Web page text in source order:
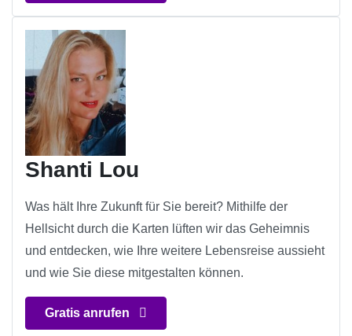
Shanti Lou
Was hält Ihre Zukunft für Sie bereit? Mithilfe der
Hellsicht durch die Karten lüften wir das Geheimnis
und entdecken, wie Ihre weitere Lebensreise aussieht
und wie Sie diese mitgestalten können.
Gratis anrufen